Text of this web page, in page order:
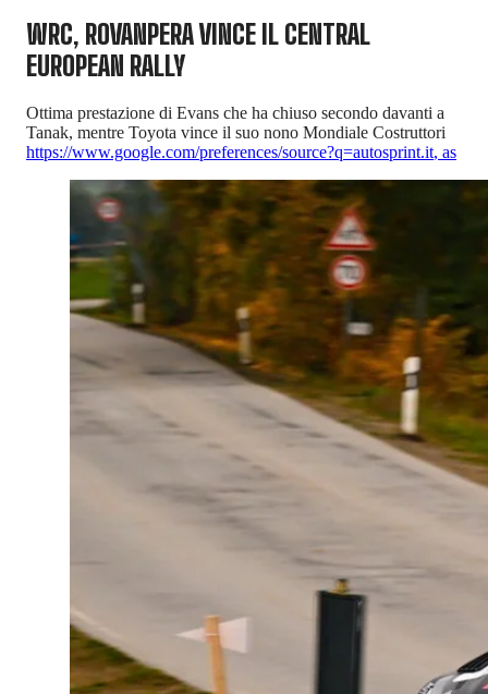
WRC, ROVANPERA VINCE IL CENTRAL
EUROPEAN RALLY
Ottima prestazione di Evans che ha chiuso secondo davanti a
Tanak, mentre Toyota vince il suo nono Mondiale Costruttori
https://www.google.com/preferences/source?q=autosprint.it, as